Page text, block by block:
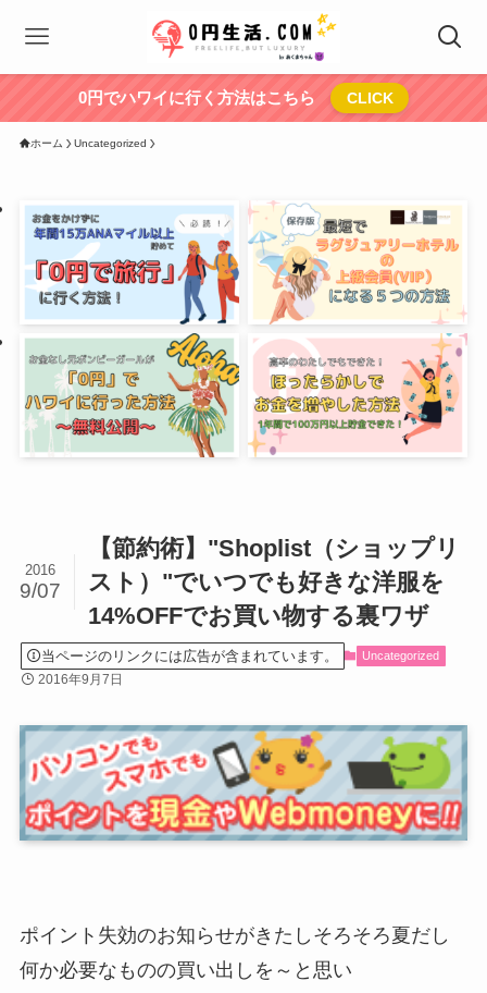
0円でハワイに行く方法はこちら CLICK
ホーム Uncategorized
【節約術】"Shoplist（ショップリ
スト）"でいつでも好きな洋服を
14%OFFでお買い物する裏ワザ
2016
9/07
当ページのリンクには広告が含まれています。 Uncategorized
2016年9月7日
ポイント失効のお知らせがきたしそろそろ夏だし
何か必要なものの買い出しを～と思い